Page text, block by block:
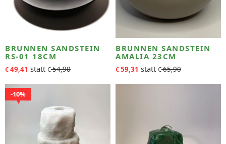
BRUNNEN SANDSTEIN
RS-01 18CM
€49,41 €54,90
BRUNNEN SANDSTEIN
AMALIA 23CM
€59,31 €65,90
10%